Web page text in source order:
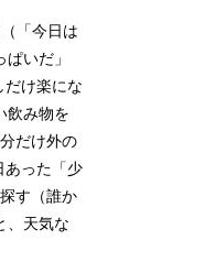
「今日は
いだ」
だけ楽にな
飲み物を
だけ外の
あった「少
す（誰か
、天気な